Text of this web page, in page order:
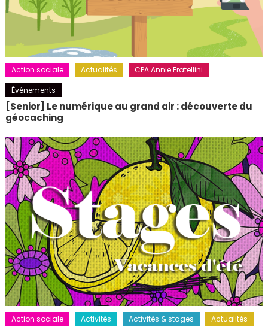
Action sociale Actualités
CPA Annie Fratellini
Événements
[Senior] Le numérique au grand air : découverte du
géocaching
Action sociale Activités Activités & stages
Actualités